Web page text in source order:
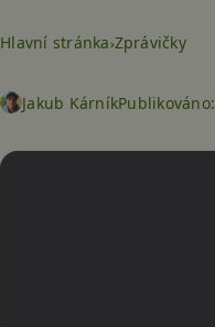
Hlavní stránka Zprávičky
Jakub KárníkPublikováno: